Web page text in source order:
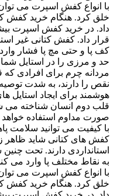
با انواع کفش اسپرت می
خلق کرد. هنگام خرید کفش
داد. در خرید کفش اسپرت
قرار داد. کفش کتانی غیر
کف پا و حتی مچ پا فشار
حد و مرزی را در استایل
مردانه چرم برای افرادی
نقص را دارند، به شدت
هوشمند برای ایجاد استایل
قلب دوم انسان شناخته می
صورت مداوم استفاده
با کیفیت می توانید سلامت
کفش های کتانی شاید ظاهر
استانداردی دارند. تحت
به نقاط مختلف پا وارد می
با انواع کفش اسپرت می
خلق کرد. هنگام خرید کفش